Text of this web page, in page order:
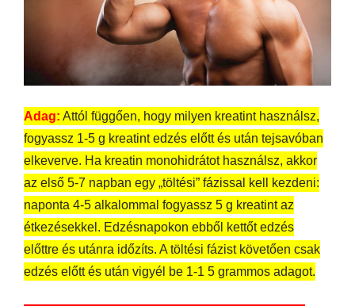
Adag: Attól függően, hogy milyen kreatint használsz,
fogyassz 1-5 g kreatint edzés előtt és után tejsavóban
elkeverve. Ha kreatin monohidrátot használsz, akkor
az első 5-7 napban egy „töltési” fázissal kell kezdeni:
naponta 4-5 alkalommal fogyassz 5 g kreatint az
étkezésekkel. Edzésnapokon ebből kettőt edzés
előttre és utánra időzíts. A töltési fázist követően csak
edzés előtt és után vigyél be 1-1 5 grammos adagot.